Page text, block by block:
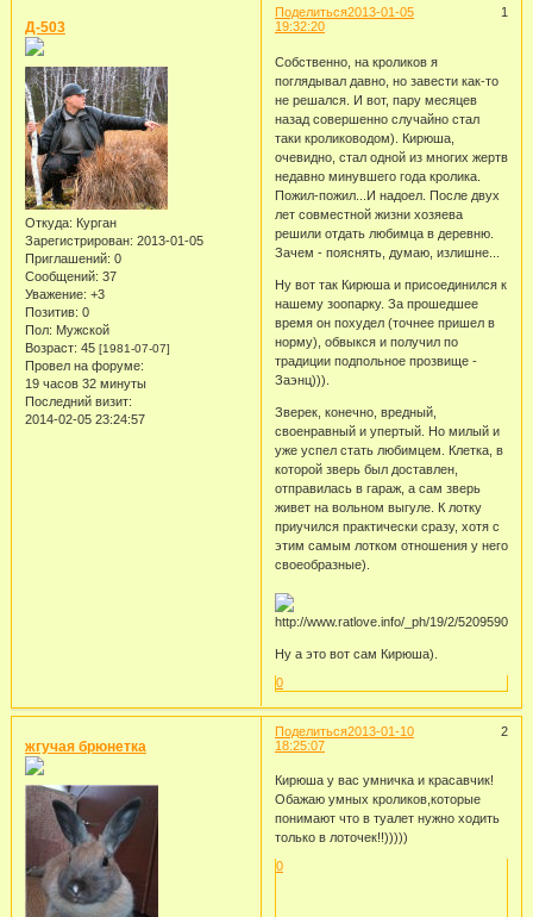
Поделиться 1
2013-01-05
19:32:20
Д-503
Откуда: Курган
Зарегистрирован: 2013-01-05
Приглашений: 0
Сообщений: 37
Уважение: +3
Позитив: 0
Пол: Мужской
Возраст: 45 [1981-07-07]
Провел на форуме:
19 часов 32 минуты
Последний визит:
2014-02-05 23:24:57
Собственно, на кроликов я
поглядывал давно, но завести как-то
не решался. И вот, пару месяцев
назад совершенно случайно стал
таки кролиководом). Кирюша,
очевидно, стал одной из многих жертв
недавно минувшего года кролика.
Пожил-пожил...И надоел. После двух
лет совместной жизни хозяева
решили отдать любимца в деревню.
Зачем - пояснять, думаю, излишне...
Ну вот так Кирюша и присоединился к
нашему зоопарку. За прошедшее
время он похудел (точнее пришел в
норму), обвыкся и получил по
традиции подпольное прозвище -
Заэнц))).
Зверек, конечно, вредный,
своенравный и упертый. Но милый и
уже успел стать любимцем. Клетка, в
которой зверь был доставлен,
отправилась в гараж, а сам зверь
живет на вольном выгуле. К лотку
приучился практически сразу, хотя с
этим самым лотком отношения у него
своеобразные).
Ну а это вот сам Кирюша).
0
Поделиться 2
2013-01-10
18:25:07
жгучая брюнетка
Кирюша у вас умничка и красавчик!
Обажаю умных кроликов,которые
понимают что в туалет нужно ходить
только в лоточек!!)))))
0